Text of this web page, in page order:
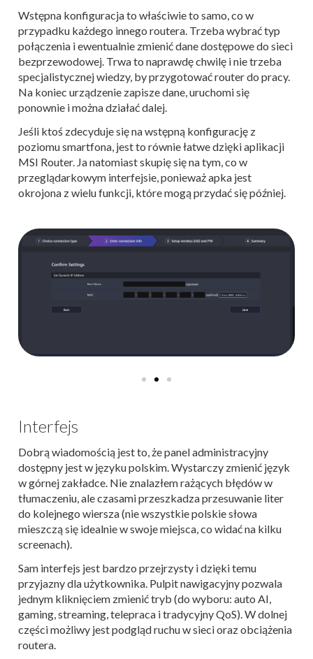
Wstępna konfiguracja to właściwie to samo, co w
przypadku każdego innego routera. Trzeba wybrać typ
połączenia i ewentualnie zmienić dane dostępowe do sieci
bezprzewodowej. Trwa to naprawdę chwilę i nie trzeba
specjalistycznej wiedzy, by przygotować router do pracy.
Na koniec urządzenie zapisze dane, uruchomi się
ponownie i można działać dalej.
Jeśli ktoś zdecyduje się na wstępną konfigurację z
poziomu smartfona, jest to równie łatwe dzięki aplikacji
MSI Router. Ja natomiast skupię się na tym, co w
przeglądarkowym interfejsie, ponieważ apka jest
okrojona z wielu funkcji, które mogą przydać się później.
Interfejs
Dobrą wiadomością jest to, że panel administracyjny
dostępny jest w języku polskim. Wystarczy zmienić język
w górnej zakładce. Nie znalazłem rażących błędów w
tłumaczeniu, ale czasami przeszkadza przesuwanie liter
do kolejnego wiersza (nie wszystkie polskie słowa
mieszczą się idealnie w swoje miejsca, co widać na kilku
screenach).
Sam interfejs jest bardzo przejrzysty i dzięki temu
przyjazny dla użytkownika. Pulpit nawigacyjny pozwala
jednym kliknięciem zmienić tryb (do wyboru: auto AI,
gaming, streaming, telepraca i tradycyjny QoS). W dolnej
części możliwy jest podgląd ruchu w sieci oraz obciążenia
routera.